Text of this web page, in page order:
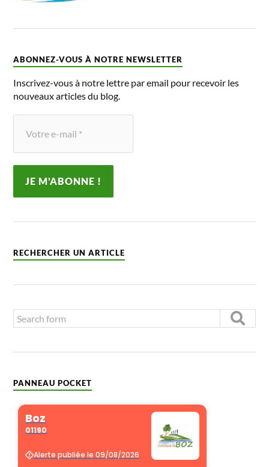
ABONNEZ-VOUS À NOTRE NEWSLETTER
Inscrivez-vous à notre lettre par email pour recevoir les
nouveaux articles du blog.
RECHERCHER UN ARTICLE
PANNEAU POCKET